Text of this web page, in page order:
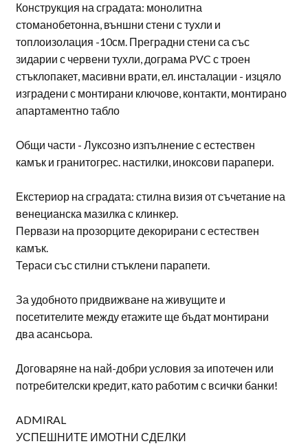
Конструкция на сградата: монолитна
стоманобетонна, външни стени с тухли и
топлоизолация -10см. Преградни стени са със
зидарии с червени тухли, дограма PVC с троен
стъклопакет, масивни врати, ел. инсталации - изцяло
изградени с монтирани ключове, контакти, монтирано
апартаментно табло
Общи части - Луксозно изпълнение с естествен
камък и гранитогрес. настилки, иноксови парапери.
Екстериор на сградата: стилна визия от съчетание на
венецианска мазилка с клинкер.
Первази на прозорците декорирани с естествен
камък.
Тераси със стилни стъклени парапети.
За удобното придвижване на живущите и
посетителите между етажите ще бъдат монтирани
два асансьора.
Договаряне на най-добри условия за ипотечен или
потребителски кредит, като работим с всички банки!
ADMIRAL
УСПЕШНИТЕ ИМОТНИ СДЕЛКИ